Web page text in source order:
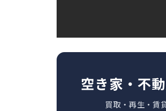
空き家・不
買取・再生・賃